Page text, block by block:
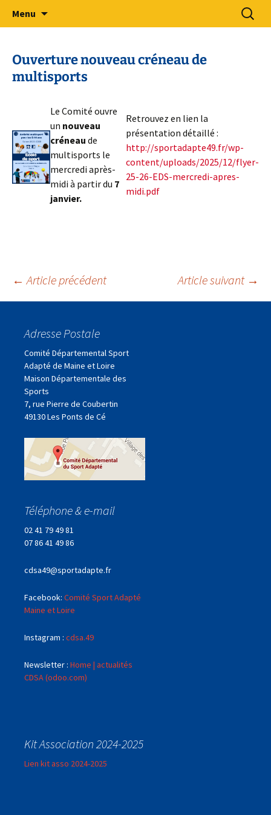
Comité Départemental Sport
Adapté 49
Sport Adapté 49
Menu
Ouverture nouveau créneau de
multisports
Le Comité ouvre
un nouveau
créneau de
multisports le
mercredi après-
midi à partir du 7
janvier.
Retrouvez en lien la
présentation détaillé :
http://sportadapte49.fr/wp-
content/uploads/2025/12/flyer-
25-26-EDS-mercredi-apres-
midi.pdf
Navigation
des
articles
← Article précédent Article suivant →
Adresse Postale
Comité Départemental Sport
Adapté de Maine et Loire
Maison Départementale des
Sports
7, rue Pierre de Coubertin
49130 Les Ponts de Cé
Téléphone & e-mail
02 41 79 49 81
07 86 41 49 86
cdsa49@sportadapte.fr
Facebook: Comité Sport Adapté
Maine et Loire
Instagram : cdsa.49
Newsletter : Home | actualités
CDSA (odoo.com)
Kit Association 2024-2025
Lien kit asso 2024-2025